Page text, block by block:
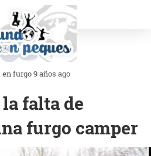
en furgo9 años ago
falta de
furgo camper